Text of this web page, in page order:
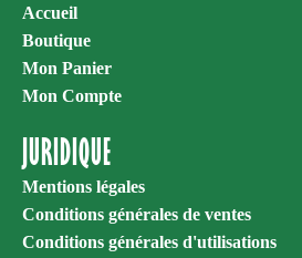
Accueil
Boutique
Mon Panier
Mon Compte
JURIDIQUE
Mentions légales
Conditions générales de ventes
Conditions générales d'utilisations